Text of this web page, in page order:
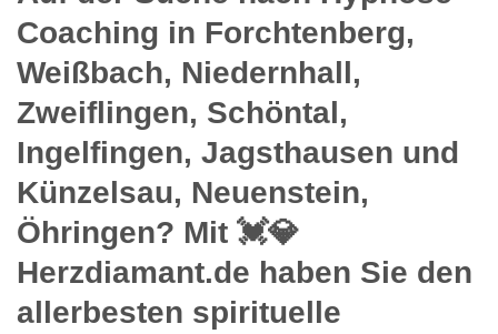
Coaching in Forchtenberg,
Weißbach, Niedernhall,
Zweiflingen, Schöntal,
Ingelfingen, Jagsthausen und
Künzelsau, Neuenstein,
Öhringen? Mit 💓️💎
Herzdiamant.de haben Sie den
allerbesten spirituelle